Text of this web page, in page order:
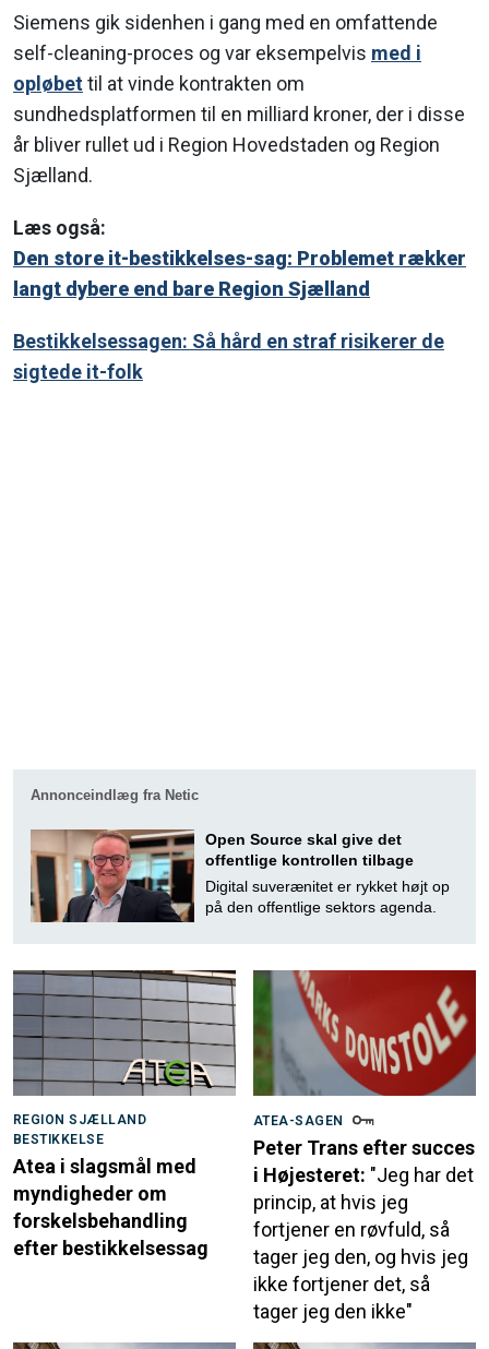
Siemens gik sidenhen i gang med en omfattende
self-cleaning-proces og var eksempelvis med i
opløbettil at vinde kontrakten om
sundhedsplatformen til en milliard kroner, der i disse
år bliver rullet ud i Region Hovedstaden og Region
Sjælland.
Læs også:
Den store it-bestikkelses-sag: Problemet rækker
langt dybere end bare Region Sjælland
Bestikkelsessagen: Så hård en straf risikerer de
sigtede it-folk
Annonceindlæg fra Netic
Open Source skal give det
offentlige kontrollen tilbage
Digital suverænitet er rykket højt op
på den offentlige sektors agenda.
REGION SJÆLLAND
BESTIKKELSE
Atea i slagsmål med
myndigheder om
forskelsbehandling
efter bestikkelsessag
ATEA-SAGEN
Peter Trans efter succes
i Højesteret: "Jeg har det
princip, at hvis jeg
fortjener en røvfuld, så
tager jeg den, og hvis jeg
ikke fortjener det, så
tager jeg den ikke"